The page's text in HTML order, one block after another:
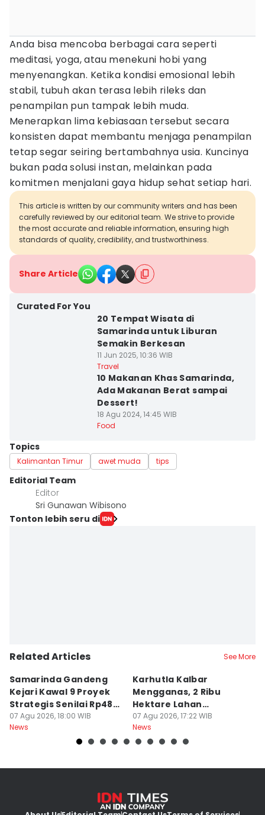
Anda bisa mencoba berbagai cara seperti
meditasi, yoga, atau menekuni hobi yang
menyenangkan. Ketika kondisi emosional lebih
stabil, tubuh akan terasa lebih rileks dan
penampilan pun tampak lebih muda.
Menerapkan lima kebiasaan tersebut secara
konsisten dapat membantu menjaga penampilan
tetap segar seiring bertambahnya usia. Kuncinya
bukan pada solusi instan, melainkan pada
komitmen menjalani gaya hidup sehat setiap hari.
This article is written by our community writers and has been
carefully reviewed by our editorial team. We strive to provide
the most accurate and reliable information, ensuring high
standards of quality, credibility, and trustworthiness.
Share Article
Curated For You
20 Tempat Wisata di
Samarinda untuk Liburan
Semakin Berkesan
11 Jun 2025, 10:36 WIB
Travel
10 Makanan Khas Samarinda,
Ada Makanan Berat sampai
Dessert!
18 Agu 2024, 14:45 WIB
Food
Topics
Kalimantan Timur awet muda tips
Editorial Team
Editor
Sri Gunawan Wibisono
Tonton lebih seru di
Related Articles See More
Samarinda Gandeng
Kejari Kawal 9 Proyek
Strategis Senilai Rp48
Miliar
07 Agu 2026, 18:00 WIB
News
Karhutla Kalbar
Mengganas, 2 Ribu
Hektare Lahan
Terbakar saat Kemarau
07 Agu 2026, 17:22 WIB
News